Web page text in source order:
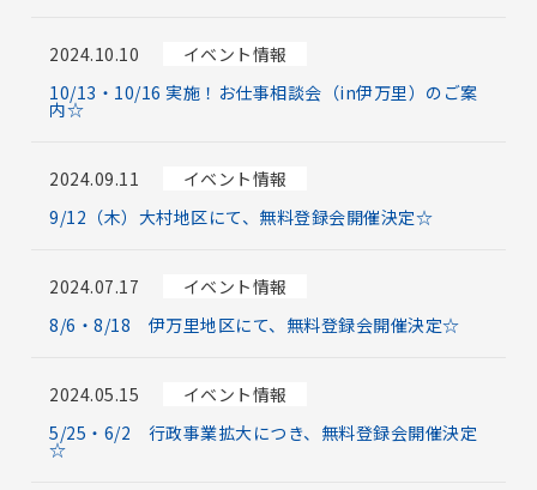
2024.10.10
イベント情報
10/13・10/16 実施！お仕事相談会（in伊万里）のご案
内☆
2024.09.11
イベント情報
9/12（木）大村地区にて、無料登録会開催決定☆
2024.07.17
イベント情報
8/6・8/18 伊万里地区にて、無料登録会開催決定☆
2024.05.15
イベント情報
5/25・6/2 行政事業拡大につき、無料登録会開催決定
☆